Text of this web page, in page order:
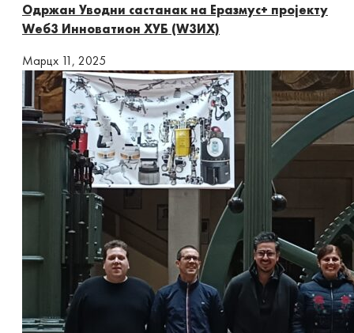
Одржан Уводни састанак на Еразмус+ пројекту
Wеб3 Инноватион ХУБ (W3ИХ)
Марцх 11, 2025